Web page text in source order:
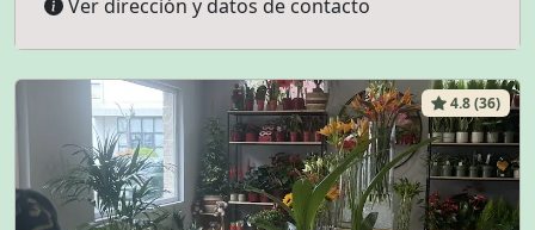
Ver dirección y datos de contacto
4.8 (36)